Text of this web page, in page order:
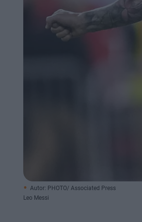
Autor: PHOTO/ Associated Press
Leo Messi